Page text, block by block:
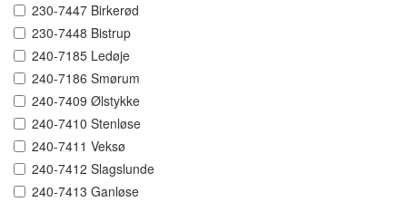
230-7447 Birkerød
230-7448 Bistrup
240-7185 Ledøje
240-7186 Smørum
240-7409 Ølstykke
240-7410 Stenløse
240-7411 Veksø
240-7412 Slagslunde
240-7413 Ganløse